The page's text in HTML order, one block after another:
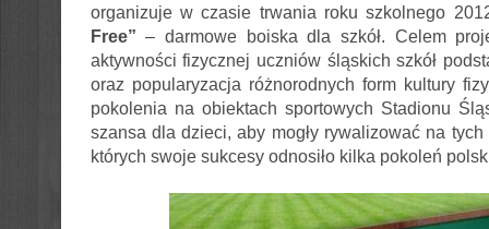
organizuje w czasie trwania roku szkolnego
Free”– darmowe boiska dla szkół. Celem
aktywności fizycznej uczniów śląskich szkół
oraz popularyzacja różnorodnych form kultury
pokolenia na obiektach sportowych Stadionu
szansa dla dzieci, aby mogły rywalizować na
których swoje sukcesy odnosiło kilka pokoleń